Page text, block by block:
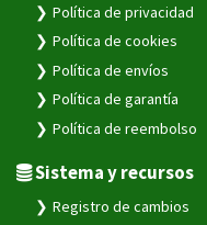
Política de privacidad
Política de cookies
Política de envíos
Política de garantía
Política de reembolso
Sistema y recursos
Registro de cambios